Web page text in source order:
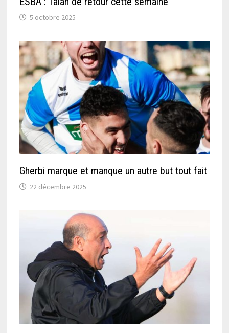
5 octobre 2025
Gherbi marque et manque un autre but tout fait
22 décembre 2025